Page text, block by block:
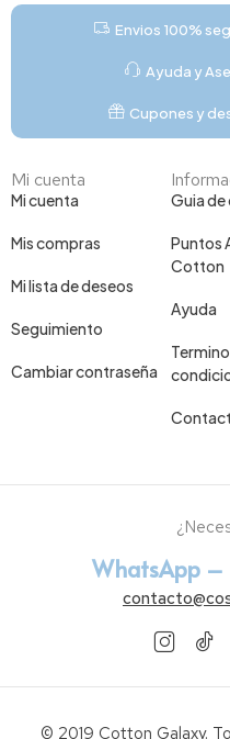
Envios 100%
Ayuda y
Cupones y
Mi cuenta
Mi cuenta
Mis compras
Mi lista de deseos
Seguimiento
Cambiar contraseña
Guia
Puntos
Cotton
Ayuda
WhatsApp –
© 2019 Cotton Galaxy.